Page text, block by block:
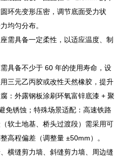
环先变形压密，调节底面受力状
均匀分布。
需具备一定柔性，以适应温度、制
具备不少于 60 年的使用寿命，设
三元乙丙胶或改性天然橡胶，提升
：外露钢板涂刷环氧富锌底漆 + 聚
免锈蚀；特殊场景适配：高速铁路
软土地基、桥头过渡段）需采用可
高程偏差（调整量 ±50mm）。
横缝剪力墙、斜缝剪力墙、周边缝